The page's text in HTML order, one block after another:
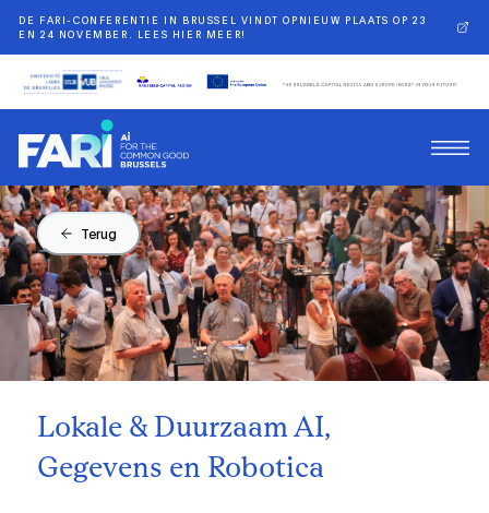
DE FARI-CONFERENTIE IN BRUSSEL VINDT OPNIEUW PLAATS OP 23
EN 24 NOVEMBER. LEES HIER MEER!
Terug
Lokale & Duurzaam AI,
Gegevens en Robotica